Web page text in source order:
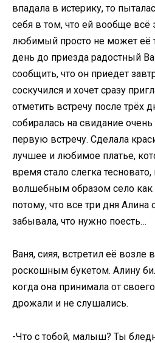
впадала в истерику, то
себя в том, что ей вообще всё
любимый просто не может её
день до приезда радостный
сообщить, что он приедет
соскучился и хочет сразу
отметить встречу после трёх
собиралась на свидание
первую встречу. Сделала
лучшее и любимое платье,
время стало слегка тесновато,
волшебным образом село как
потому, что все три дня Алина
забывала, что нужно поесть…
Ваня, сияя, встретил её возле
роскошным букетом. Алину
когда она принимала от
дрожали и не слушались.
-Что с тобой, малыш? Ты